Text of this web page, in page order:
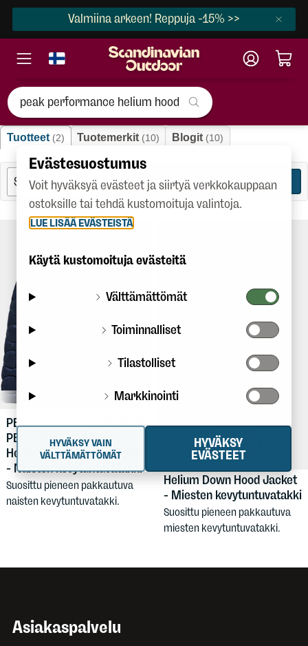
Valmiina arkeen! Reppuja -15% >>
"peak performance helium
Tuotteet (2) Tuotemerkit (10) Blogit (10)
SUODATA
279,90 €
PEAK
PERFORMANCEWomen's
Helium Down Hood Jacket
- Naisten kevytuntuvatakki
Suosittu pieneen pakkautuva
naisten kevytuntuvatakki.
Helium Down Hood Jacket
- Miesten kevytuntuvatakki
Suosittu pieneen pakkautuva
miesten kevytuntuvatakki.
Asiakaspalvelu
Evästesuostumus
Voit hyväksyä evästeet ja siirtyä verkkokauppaan
ostoksille tai tehdä kustomoituja valintoja.
LUE LISÄÄ EVÄSTEISTÄ
Käytä kustomoituja evästeitä
Välttämättömät
Toiminnalliset
Tilastolliset
Markkinointi
HYVÄKSY
EVÄSTEET
HYVÄKSY VAIN
VÄLTTÄMÄTTÖMÄT